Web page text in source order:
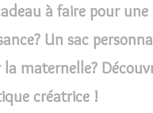
à faire pour une
Un sac
la maternelle?
créatrice !